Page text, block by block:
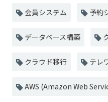
会員システム 予約
データベース構築
クラウド移行 テレ
AWS (Amazon Web